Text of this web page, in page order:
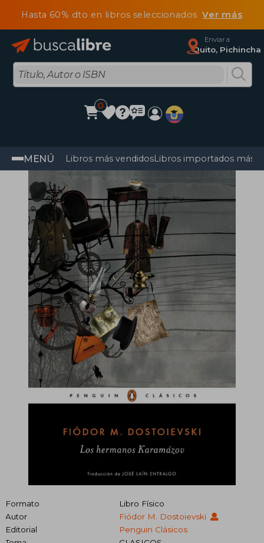
Hasta 60% dto en libros seleccionadosVer más
Enviar a
Quito, Pichincha
0
MENÚ Libros más vendidosLibros importados más
Formato
Libro Físico
Autor
Fiódor M. Dostoievski
Editorial
Penguin Clásicos